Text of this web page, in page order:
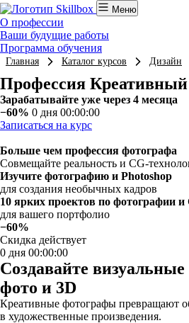
Меню
О профессии
Ваши будущие работы
Программа обучения
Главная Каталог курсов Дизайн
Профессия
Зарабатывайте уже через 4 месяца
−60% 0 дня 00:00:00
Записаться на курс
Больше чем профессия фотографа
Совмещайте реальность и CG-
Изучите фотографию и Photoshop
для создания необычных кадров
10 ярких проектов по фотографии и
для вашего портфолио
−60%
Скидка действует
0 дня 00:00:00
Создавайте
фото и 3D
Креативные фотографы превращают
в художественные произведения.